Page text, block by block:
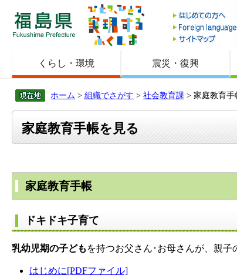
福島県
くらし・環境 震災・復興
ホーム > 組織でさがす > 社会教育課 > 家庭教育手
家庭教育手帳を見る
家庭教育手帳
ドキドキ子育て
乳幼児期の子ども を持つお父さん･お母さんが、親
はじめに[PDFファイル]